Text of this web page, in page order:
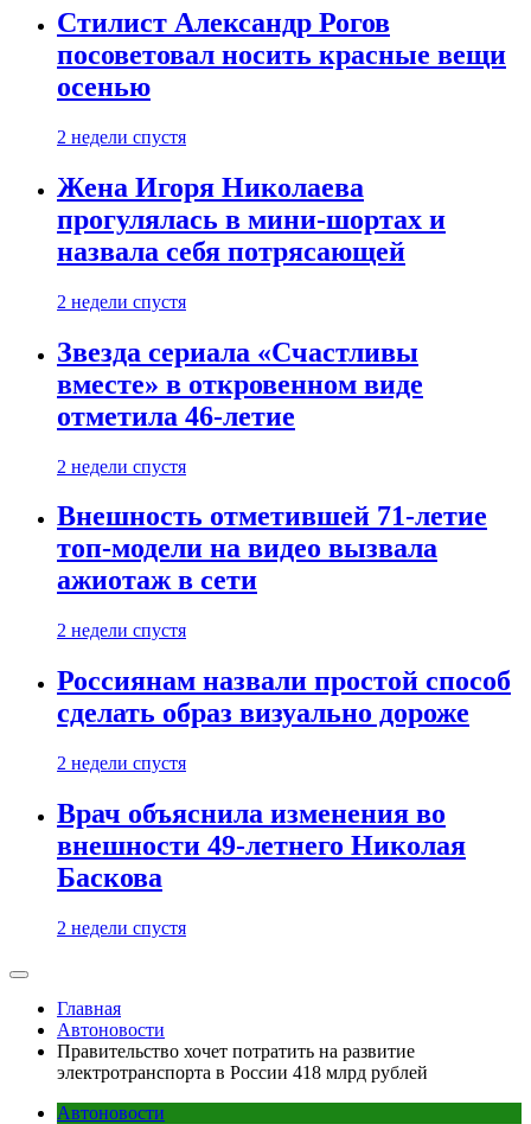
Стилист Александр Рогов
посоветовал носить красные вещи
осенью
2 недели спустя
Жена Игоря Николаева
прогулялась в мини-шортах и
назвала себя потрясающей
2 недели спустя
Звезда сериала «Счастливы
вместе» в откровенном виде
отметила 46-летие
2 недели спустя
Внешность отметившей 71-летие
топ-модели на видео вызвала
ажиотаж в сети
2 недели спустя
Россиянам назвали простой способ
сделать образ визуально дороже
2 недели спустя
Врач объяснила изменения во
внешности 49-летнего Николая
Баскова
2 недели спустя
Главная
Автоновости
Правительство хочет потратить на развитие
электротранспорта в России 418 млрд рублей
Автоновости